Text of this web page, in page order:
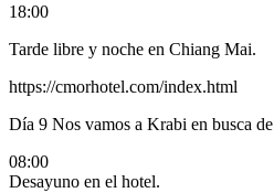
18:00
Tarde libre y noche en Chiang Mai.
https://cmorhotel.com/index.html
Día 9 Nos vamos a Krabi en busca
08:00
Desayuno en el hotel.